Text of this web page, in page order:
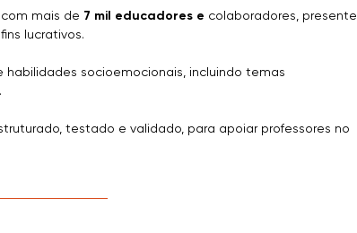
mais de 7 mil educadores e colaboradores, presente
lucrativos.
socioemocionais, incluindo temas
testado e validado, para apoiar professores no